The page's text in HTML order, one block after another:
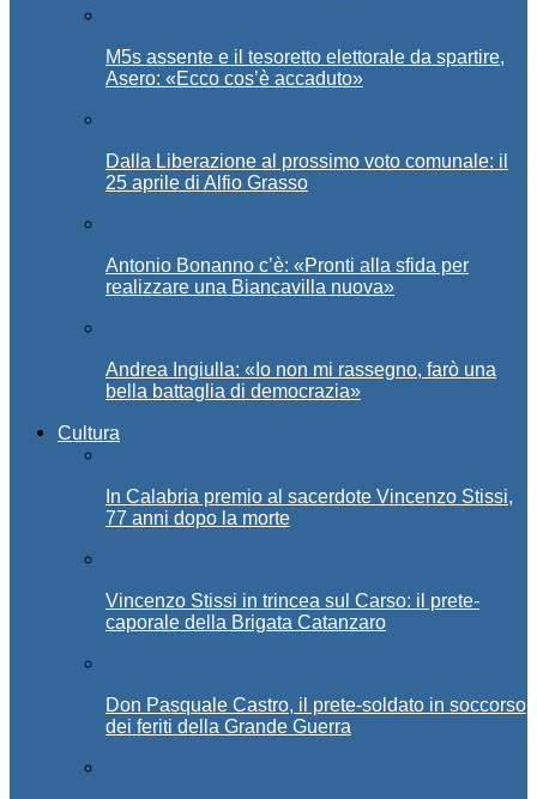
M5s assente e il tesoretto elettorale da spartire,
Asero: «Ecco cos’è accaduto»
Dalla Liberazione al prossimo voto comunale: il
25 aprile di Alfio Grasso
Antonio Bonanno c’è: «Pronti alla sfida per
realizzare una Biancavilla nuova»
Andrea Ingiulla: «Io non mi rassegno, farò una
bella battaglia di democrazia»
Cultura
In Calabria premio al sacerdote Vincenzo Stissi,
77 anni dopo la morte
Vincenzo Stissi in trincea sul Carso: il prete-
caporale della Brigata Catanzaro
Don Pasquale Castro, il prete-soldato in soccorso
dei feriti della Grande Guerra